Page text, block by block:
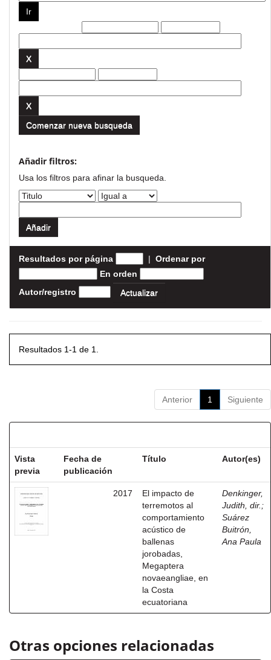
Comenzar nueva busqueda
Añadir filtros:
Usa los filtros para afinar la busqueda.
Resultados por página | Ordenar por
En orden
Autor/registro
Resultados 1-1 de 1.
Anterior 1 Siguiente
Vista
previa
Fecha de
publicación
Título Autor(es)
2017
El impacto de
terremotos al
comportamiento
acústico de
ballenas
jorobadas,
Megaptera
novaeangliae, en
la Costa
ecuatoriana
Denkinger,
Judith, dir. ;
Suárez
Buitrón,
Ana Paula
Otras opciones relacionadas